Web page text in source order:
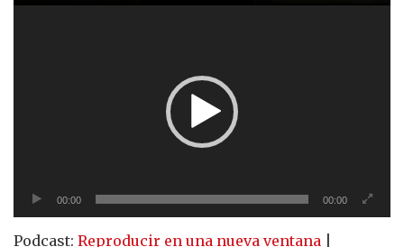
00:00 00:00
Podcast: Reproducir en una nueva ventana